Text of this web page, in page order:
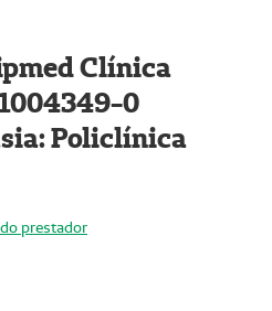
Clínica
0
Policlínica
prestador